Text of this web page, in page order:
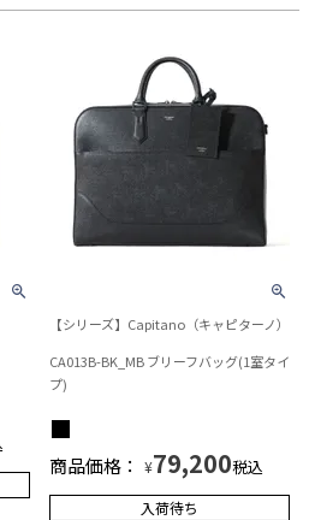
【シリーズ】Capitano（キャピターノ）
CA013B-BK_MB ブリーフバッグ(1室タイ
プ)
商品価格： ¥79,200税込
入荷待ち